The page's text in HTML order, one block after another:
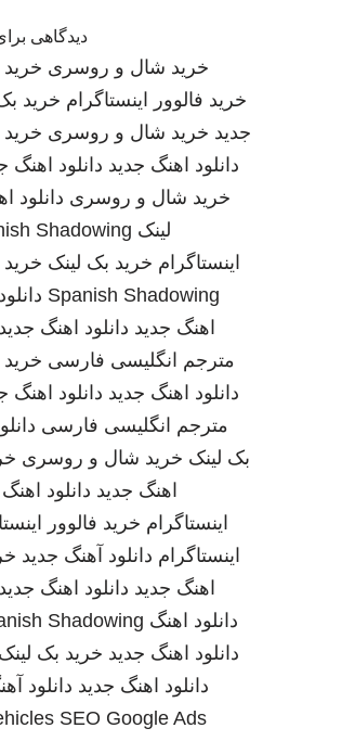
دیدگاهی
خرید شال و روسری خرید
خرید فالوور اینستاگرام خرید
جدید خرید شال و روسری خرید
دانلود اهنگ جدید دانلود اهنگ
خرید شال و روسری دانلود
لینک Shadowing
اینستاگرام خرید بک لینک خرید
Spanish Shadowing
اهنگ جدید دانلود اهنگ جدید
مترجم انگلیسی فارسی خرید
دانلود اهنگ جدید دانلود اهنگ
مترجم انگلیسی فارسی
بک لینک خرید شال و روسری
اهنگ جدید دانلود
اینستاگرام خرید فالوور
اینستاگرام دانلود آهنگ جدید
اهنگ جدید دانلود اهنگ جدید
دانلود اهنگ Shadowing
دانلود اهنگ جدید خرید بک لینک
دانلود اهنگ جدید دانلود
SEO Google Ads